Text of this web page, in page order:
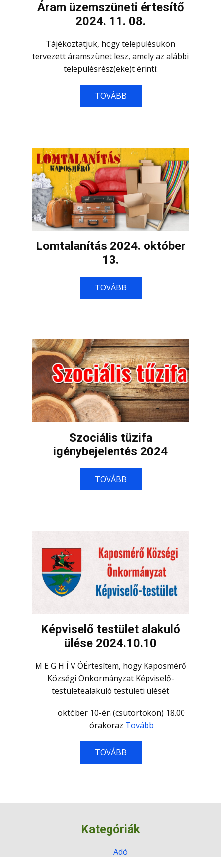
Áram üzemszüneti értesítő
2024. 11. 08.
Tájékoztatjuk, hogy településükön
tervezett áramszünet lesz, amely az alábbi
településrész(eke)t érinti:
TOVÁBB
Lomtalanítás 2024. október
13.
TOVÁBB
Szociális tüzifa
igénybejelentés 2024
TOVÁBB
Képviselő testület alakuló
ülése 2024.10.10
M E G H Í V ÓÉrtesítem, hogy Kaposmérő
Községi Önkormányzat Képviselő-
testületealakuló testületi ülését
október 10-én (csütörtökön) 18.00
órakoraz Tovább
TOVÁBB
Kategóriák
Adó